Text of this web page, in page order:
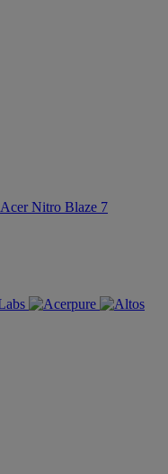
Acer Nitro Blaze 7